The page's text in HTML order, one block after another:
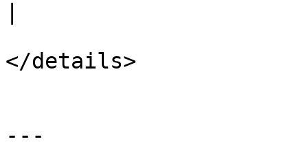
</details>
---